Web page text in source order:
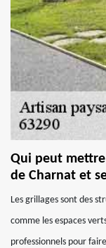
Qui peut
de Charnat et
Les grillages sont des
comme les espaces
professionnels pour